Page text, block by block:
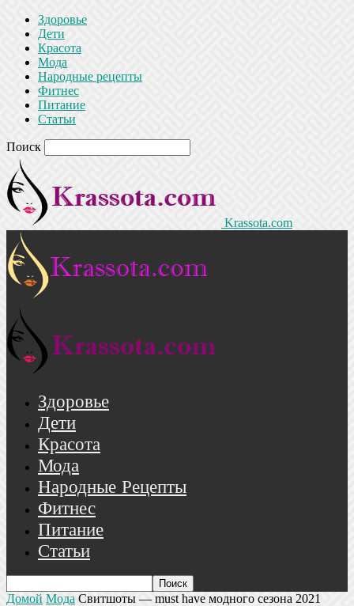
Здоровье
Дети
Красота
Мода
Народные рецепты
Фитнес
Питание
Статьи
Поиск
Krassota.com
Здоровье
Дети
Красота
Мода
Народные Рецепты
Фитнес
Питание
Статьи
Домой Мода Свитшоты ― must have модного сезона 2021